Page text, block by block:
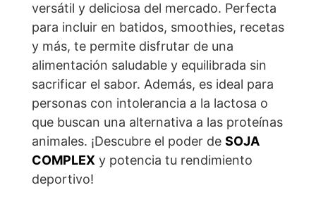
versátil y deliciosa del mercado. Perfecta
para incluir en batidos, smoothies, recetas
y más, te permite disfrutar de una
alimentación saludable y equilibrada sin
sacrificar el sabor. Además, es ideal para
personas con intolerancia a la lactosa o
que buscan una alternativa a las proteínas
animales. ¡Descubre el poder de SOJA
COMPLEX y potencia tu rendimiento
deportivo!